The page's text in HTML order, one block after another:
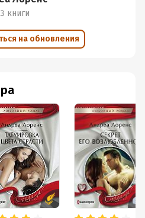
книги
на обновления